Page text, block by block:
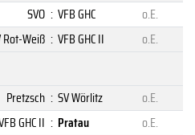
SVO : VFB GHC
o.E.
Rot-Weiß : VFB GHC II
o.E.
Pretzsch : SV Wörlitz
o.E.
GHC II : Pratau
o.E.